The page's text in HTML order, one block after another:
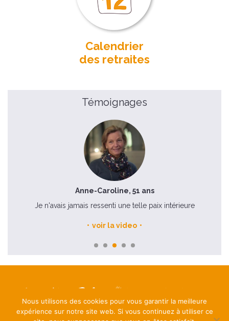
Calendrier
des retraites
Témoignages
Anne-Caroline, 51 ans
Je n'avais jamais ressenti une telle paix intérieure
voir la video
Mentions légales
Nous utilisons des cookies pour vous garantir la meilleure
expérience sur notre site web. Si vous continuez à utiliser ce